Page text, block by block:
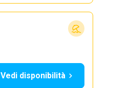
Vedi disponibilità